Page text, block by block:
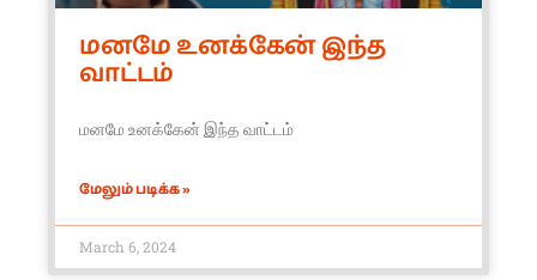
மனமே உனக்கேன் இந்த
வாட்டம்
மனமே உனக்கேன் இந்த வாட்டம்
மேலும் படிக்க »
March 6, 2024